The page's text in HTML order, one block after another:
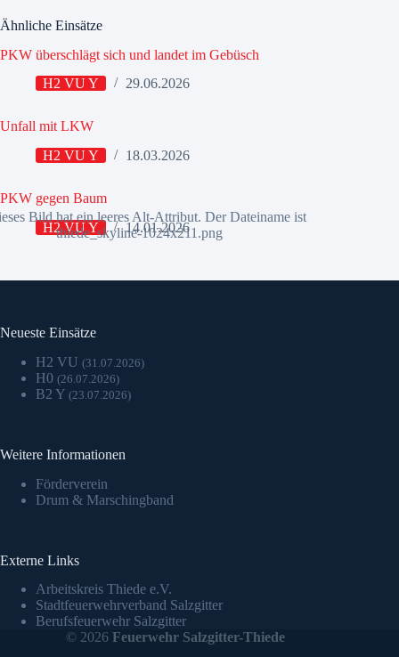
Ähnliche Einsätze
PKW überschlägt sich und landet im Gebüsch
H2 VU Y
29.06.2026
Unfall mit LKW
H2 VU Y
18.03.2026
PKW gegen Baum
H2 VU Y
14.01.2026
Neueste Einsätze
H2 VU (31.07.2026)
H0 (26.07.2026)
B2 Y (23.07.2026)
Weitere Informationen
Förderverein
Drum & Marschingband
Externe Links
Arbeitskreis Thiede e.V.
Stadtfeuerwehrverband Salzgitter
Berufsfeuerwehr Salzgitter
© 2026Feuerwehr Salzgitter-Thiede